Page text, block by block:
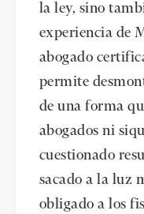
la ley, sino
experiencia de
abogado
permite
de una forma
abogados ni
cuestionado
sacado a la luz
obligado a los